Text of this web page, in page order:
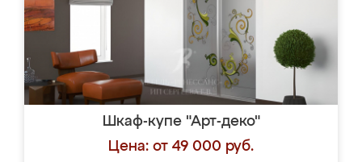
Шкаф-купе "Арт-деко"
Цена: от 49 000 руб.